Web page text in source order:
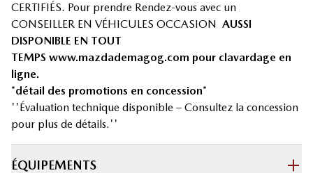
CERTIFIÉS. Pour prendre Rendez-vous avec un
CONSEILLER EN VÉHICULES OCCASION AUSSI
DISPONIBLE EN TOUT
TEMPS www.mazdademagog.com pour clavardage en
ligne.
*détail des promotions en concession*
''Évaluation technique disponible – Consultez la concession
pour plus de détails.''
ÉQUIPEMENTS